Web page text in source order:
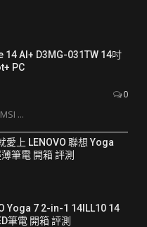
AI+ D3MG-031TW 14吋
PC
0
...
愛上 LENOVO 聯想 Yoga
筆電 開箱 評測
Yoga 7 2-in-1 14ILL10 14
筆電 開箱 評測